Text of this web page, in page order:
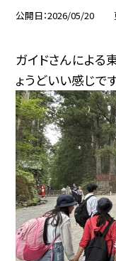
公開日 2026/05/20
ガイドさんによる
ょうどいい感じです